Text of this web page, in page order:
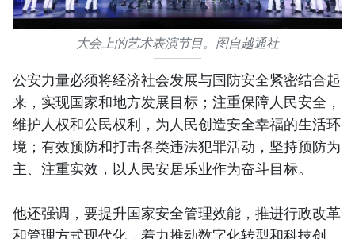
大会上的艺术表演节目。图自越通社
公安力量必须将经济社会发展与国防安全紧密结合起
来，实现国家和地方发展目标；注重保障人民安全，
维护人权和公民权利，为人民创造安全幸福的生活环
境；有效预防和打击各类违法犯罪活动，坚持预防为
主、注重实效，以人民安居乐业作为奋斗目标。
他还强调，要提升国家安全管理效能，推进行政改革
和管理方式现代化，着力推动数字化转型和科技创